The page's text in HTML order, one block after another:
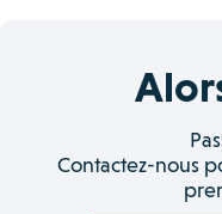
Contactez-nous